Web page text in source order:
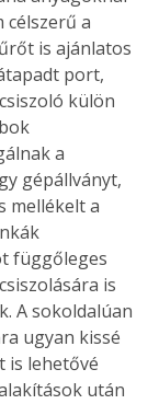
a
is ajánlatos
port,
külön
a
gépállványt,
mellékelt a
függőleges
is
A sokoldalúan
ugyan kissé
is lehetővé
után